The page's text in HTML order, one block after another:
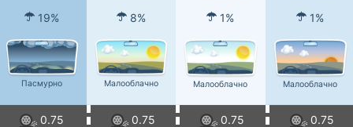
19% 8% 1% 1%
Пасмурно Малооблачно Малооблачно Малооблачно
0.75 0.75 0.75 0.75